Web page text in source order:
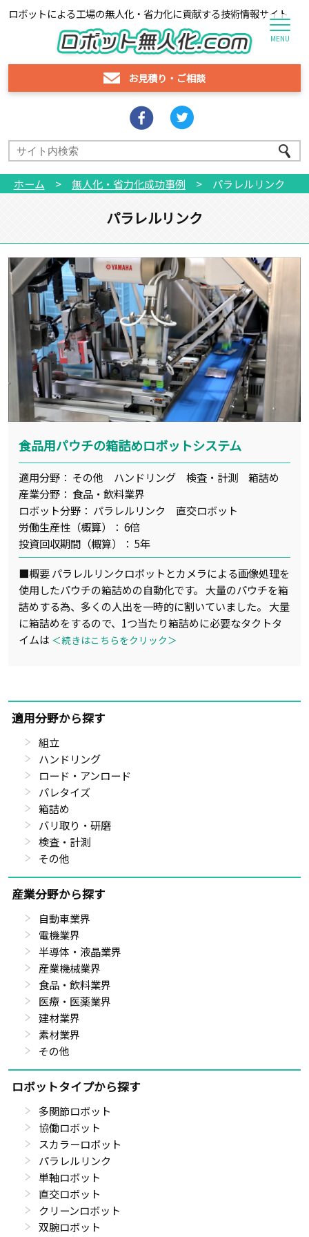
ロボットによる工場の無人化・省力化に貢献する技術情報サイト
お見積り ・ ご相談
ホーム > 無人化・省力化成功事例 > パラレルリンク
パラレルリンク
食品用パウチの箱詰めロボットシステム
適用分野： その他 ハンドリング 検査・計測 箱詰め
産業分野： 食品・飲料業界
ロボット分野： パラレルリンク 直交ロボット
労働生産性（概算）： 6倍
投資回収期間（概算）： 5年
■概要 パラレルリンクロボットとカメラによる画像処理を
使用したパウチの箱詰めの自動化です。 大量のパウチを箱
詰めする為、多くの人出を一時的に割いていました。 大量
に箱詰めをするので、1つ当たり箱詰めに必要なタクトタ
イムは ＜続きはこちらをクリック＞
適用分野から探す
組立
ハンドリング
ロード・アンロード
パレタイズ
箱詰め
バリ取り・研磨
検査・計測
その他
産業分野から探す
自動車業界
電機業界
半導体・液晶業界
産業機械業界
食品・飲料業界
医療・医薬業界
建材業界
素材業界
その他
ロボットタイプから探す
多関節ロボット
協働ロボット
スカラーロボット
パラレルリンク
単軸ロボット
直交ロボット
クリーンロボット
双腕ロボット
MENU